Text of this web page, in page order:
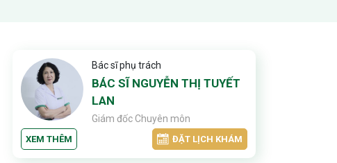
Bác sĩ phụ trách
BÁC SĨ NGUYỄN THỊ TUYẾT
LAN
Giám đốc Chuyên môn
XEM THÊM ĐẶT LỊCH KHÁM